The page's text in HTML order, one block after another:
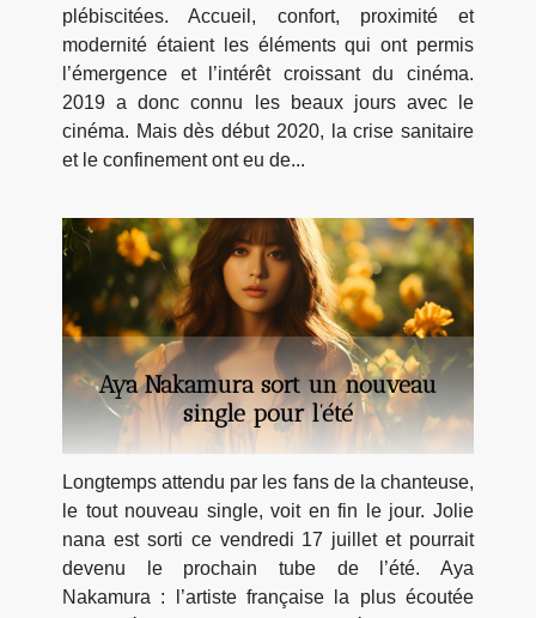
plébiscitées. Accueil, confort, proximité et
modernité étaient les éléments qui ont permis
l’émergence et l’intérêt croissant du cinéma.
2019 a donc connu les beaux jours avec le
cinéma. Mais dès début 2020, la crise sanitaire
et le confinement ont eu de...
Aya Nakamura sort un nouveau
single pour l’été
Longtemps attendu par les fans de la chanteuse,
le tout nouveau single, voit en fin le jour. Jolie
nana est sorti ce vendredi 17 juillet et pourrait
devenu le prochain tube de l’été. Aya
Nakamura : l’artiste française la plus écoutée